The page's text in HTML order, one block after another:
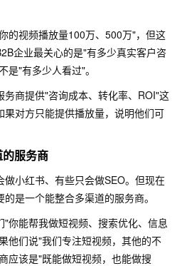
的视频播放量100万、500万"，但这
企业最关心的是"有多少真实客户咨
是"有多少人看过"。
务商提供"咨询成本、转化率、ROI"这
对方只能提供播放量，说明他们可
服务商
小红书、有些只会做SEO。但现在
是一个能整合多渠道的服务商。
"你能帮我做短视频、搜索优化、信息
他们说"我们专注短视频，其他的不
应该是"既能做短视频，也能做搜